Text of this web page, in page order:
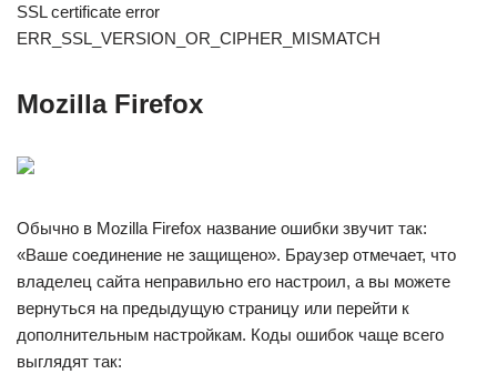
SSL certificate error
ERR_SSL_VERSION_OR_CIPHER_MISMATCH
Mozilla Firefox
Обычно в Mozilla Firefox название ошибки звучит так:
«Ваше соединение не защищено». Браузер отмечает, что
владелец сайта неправильно его настроил, а вы можете
вернуться на предыдущую страницу или перейти к
дополнительным настройкам. Коды ошибок чаще всего
выглядят так: